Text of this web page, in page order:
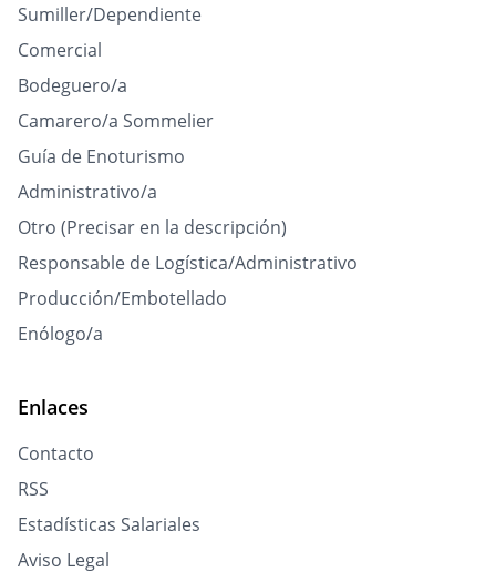
Sumiller/Dependiente
Comercial
Bodeguero/a
Camarero/a Sommelier
Guía de Enoturismo
Administrativo/a
Otro (Precisar en la descripción)
Responsable de Logística/Administrativo
Producción/Embotellado
Enólogo/a
Enlaces
Contacto
RSS
Estadísticas Salariales
Aviso Legal